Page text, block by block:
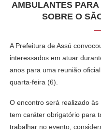
AMBULANTES
SOBRE O
A Prefeitura de Assú
interessados em atuar
anos para uma reunião
quarta-feira (6).
O encontro será realizado
tem caráter obrigatório para
trabalhar no evento,